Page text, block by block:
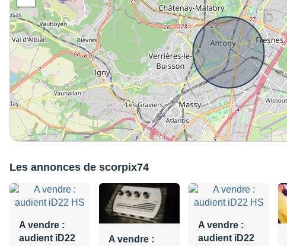
Les annonces de scorpix74
A vendre :
audient iD22
A vendre :
A vendre :
audient iD22